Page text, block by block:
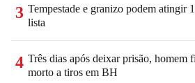
3 Tempestade e granizo podem atingir
lista
4 Três dias após deixar prisão, homem
morto a tiros em BH